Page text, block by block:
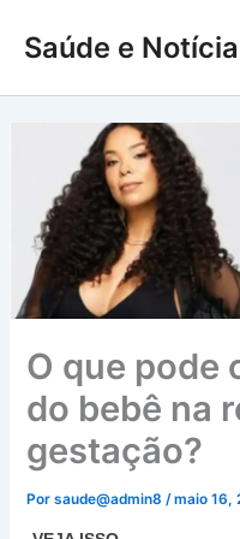
para
conteúdo
Saúde e
O que pode
do bebê na
gestação?
Porsaude@admin8/maio 16,